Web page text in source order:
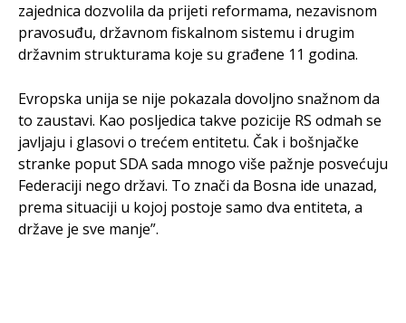
zajednica dozvolila da prijeti reformama, nezavisnom
pravosuđu, državnom fiskalnom sistemu i drugim
državnim strukturama koje su građene 11 godina.
Evropska unija se nije pokazala dovoljno snažnom da
to zaustavi. Kao posljedica takve pozicije RS odmah se
javljaju i glasovi o trećem entitetu. Čak i bošnjačke
stranke poput SDA sada mnogo više pažnje posvećuju
Federaciji nego državi. To znači da Bosna ide unazad,
prema situaciji u kojoj postoje samo dva entiteta, a
države je sve manje”.